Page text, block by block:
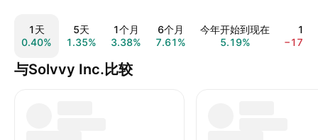
1天
0.40%
5天
1.35%
1个月
3.38%
6个月
7.61%
今年开始到现在
5.19%
1年
与Solvvy Inc.比较